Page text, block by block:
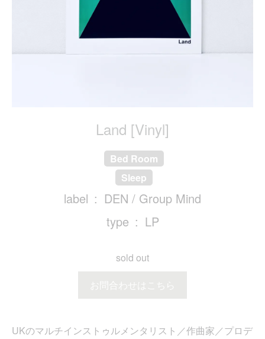
Land [Vinyl]
Bed Room
Sleep
label
DEN / Group Mind
type
LP
sold out
お問合わせはこちら
UKのマルチインストゥルメンタリスト／作曲家／プロデ